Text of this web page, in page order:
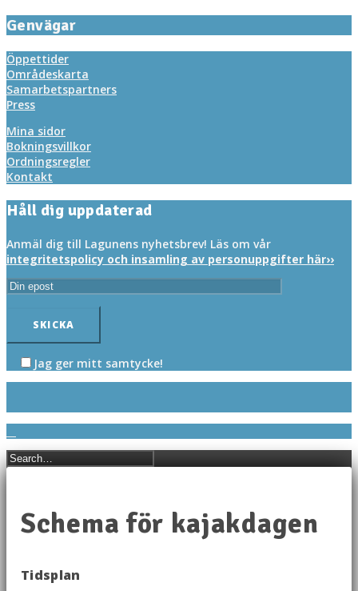
Genvägar
Öppettider
Områdeskarta
Samarbetspartners
Press
Mina sidor
Bokningsvillkor
Ordningsregler
Kontakt
Håll dig uppdaterad
Anmäl dig till Lagunens nyhetsbrev! Läs om vår
integritetspolicy och insamling av personuppgifter här››
Jag ger mitt samtycke!
Schema för kajakdagen
Tidsplan